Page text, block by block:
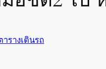
ารางเดินรถ